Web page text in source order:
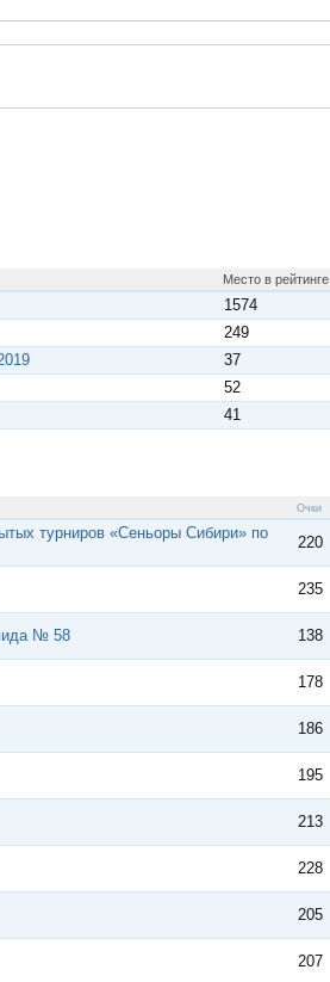
Место в рейтинге
1574
249
37
52
41
Очки
турниров «Сеньоры Сибири» по
220
235
№ 58 138
178
186
195
213
228
205
207